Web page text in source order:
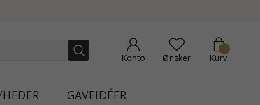
Konto Ønsker Kurv
GAVEIDÉER